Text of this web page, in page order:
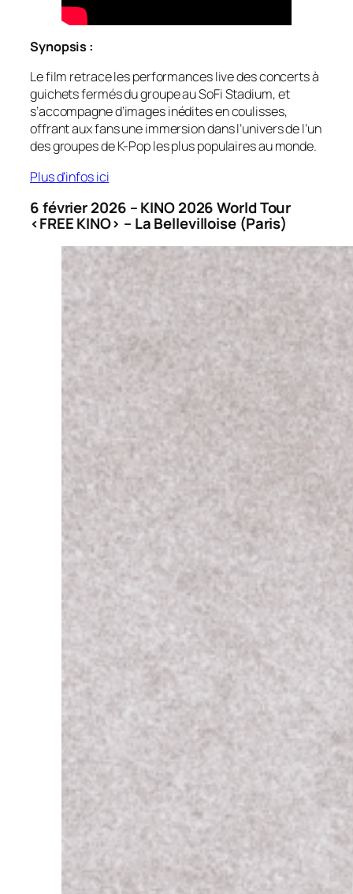
Synopsis :
Le film retrace les performances live des concerts à
guichets fermés du groupe au SoFi Stadium, et
s’accompagne d’images inédites en coulisses,
offrant aux fans une immersion dans l’univers de l’un
des groupes de K-Pop les plus populaires au monde.
Plus d’infos ici
6 février 2026 – KINO 2026 World Tour
<FREE KINO> – La Bellevilloise (Paris)